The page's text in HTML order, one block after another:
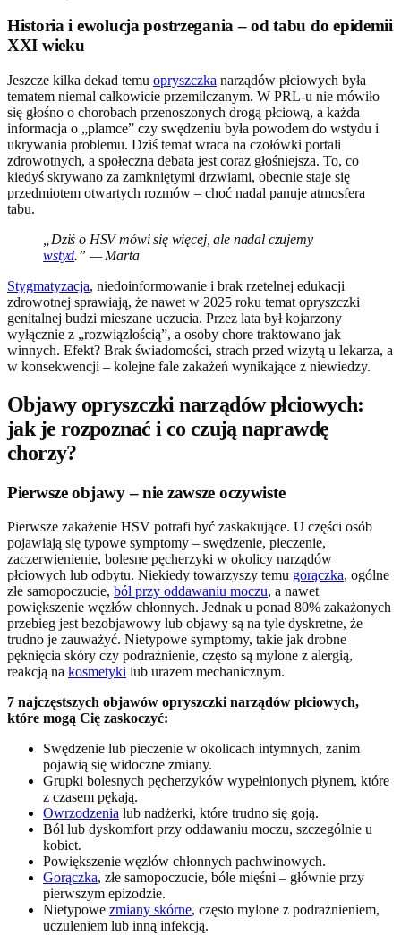
Historia i ewolucja postrzegania – od tabu do epidemii
XXI wieku
Jeszcze kilka dekad temu opryszczka narządów płciowych była
tematem niemal całkowicie przemilczanym. W PRL-u nie mówiło
się głośno o chorobach przenoszonych drogą płciową, a każda
informacja o „plamce” czy swędzeniu była powodem do wstydu i
ukrywania problemu. Dziś temat wraca na czołówki portali
zdrowotnych, a społeczna debata jest coraz głośniejsza. To, co
kiedyś skrywano za zamkniętymi drzwiami, obecnie staje się
przedmiotem otwartych rozmów – choć nadal panuje atmosfera
tabu.
„Dziś o HSV mówi się więcej, ale nadal czujemy
wstyd.” — Marta
Stygmatyzacja, niedoinformowanie i brak rzetelnej edukacji
zdrowotnej sprawiają, że nawet w 2025 roku temat opryszczki
genitalnej budzi mieszane uczucia. Przez lata był kojarzony
wyłącznie z „rozwiązłością”, a osoby chore traktowano jak
winnych. Efekt? Brak świadomości, strach przed wizytą u lekarza, a
w konsekwencji – kolejne fale zakażeń wynikające z niewiedzy.
Objawy opryszczki narządów płciowych:
jak je rozpoznać i co czują naprawdę
chorzy?
Pierwsze objawy – nie zawsze oczywiste
Pierwsze zakażenie HSV potrafi być zaskakujące. U części osób
pojawiają się typowe symptomy – swędzenie, pieczenie,
zaczerwienienie, bolesne pęcherzyki w okolicy narządów
płciowych lub odbytu. Niekiedy towarzyszy temu gorączka, ogólne
złe samopoczucie, ból przy oddawaniu moczu, a nawet
powiększenie węzłów chłonnych. Jednak u ponad 80% zakażonych
przebieg jest bezobjawowy lub objawy są na tyle dyskretne, że
trudno je zauważyć. Nietypowe symptomy, takie jak drobne
pęknięcia skóry czy podrażnienie, często są mylone z alergią,
reakcją na kosmetyki lub urazem mechanicznym.
7 najczęstszych objawów opryszczki narządów płciowych,
które mogą Cię zaskoczyć:
Swędzenie lub pieczenie w okolicach intymnych, zanim
pojawią się widoczne zmiany.
Grupki bolesnych pęcherzyków wypełnionych płynem, które
z czasem pękają.
Owrzodzenia lub nadżerki, które trudno się goją.
Ból lub dyskomfort przy oddawaniu moczu, szczególnie u
kobiet.
Powiększenie węzłów chłonnych pachwinowych.
Gorączka, złe samopoczucie, bóle mięśni – głównie przy
pierwszym epizodzie.
Nietypowe zmiany skórne, często mylone z podrażnieniem,
uczuleniem lub inną infekcją.